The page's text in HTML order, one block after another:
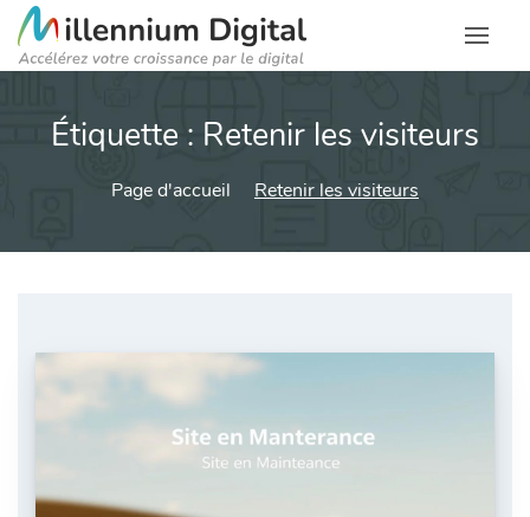
Étiquette : Retenir les visiteurs
Page d'accueil Retenir les visiteurs